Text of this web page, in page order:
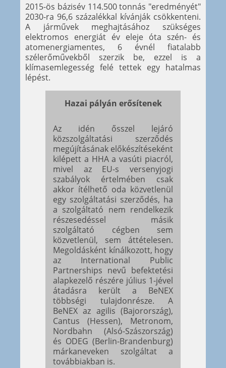
2015-ös bázisév 114.500 tonnás "eredményét"
2030-ra 96,6 százalékkal kívánják csökkenteni.
A járművek meghajtásához szükséges
elektromos energiát év eleje óta szén- és
atomenergiamentes, 6 évnél fiatalabb
szélerőművekből szerzik be, ezzel is a
klímasemlegesség felé tettek egy hatalmas
lépést.
Hazai pályán erősítenek
Az idén ősszel lejáró
közszolgáltatási szerződés
megújításának előkészítéseként
kilépett a HHA a vasúti piacról,
mivel az EU-s versenyjogi
szabályok értelmében csak
akkor ítélhető oda közvetlenül
egy szolgáltatási szerződés, ha
a szolgáltató nem rendelkezik
részesedéssel másik
szolgáltató cégben sem
közvetlenül, sem áttételesen.
Megoldásként kínálkozott, hogy
az International Public
Partnerships nevű befektetési
alapkezelő részére július 1-jével
átadásra került a BeNEX
többségi tulajdonrésze. A
BeNEX az agilis (Bajorország),
Cantus (Hessen), Metronom,
Nordbahn (Alsó-Szászország)
és ODEG (Berlin-Brandenburg)
márkaneveken szolgáltat a
továbbiakban is.